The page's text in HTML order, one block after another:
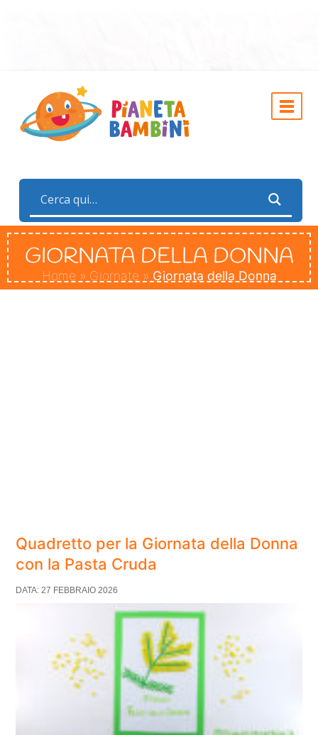
GIORNATA DELLA DONNA
Home » Giornate » Giornata della Donna
Quadretto per la Giornata della Donna
con la Pasta Cruda
DATA: 27 FEBBRAIO 2026